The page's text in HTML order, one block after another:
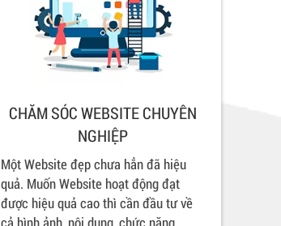
CHĂM SÓC WEBSITE CHUYÊN
NGHIỆP
Một Website đẹp chưa hẳn đã hiệu
quả. Muốn Website hoạt động đạt
được hiệu quả cao thì cần đầu tư về